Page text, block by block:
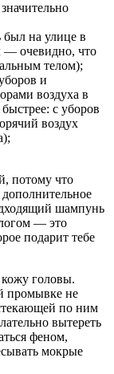
был на улице в
― очевидно, что
телом);
и
воздуха в
с уборов
воздух
потому что
шампунь
― это
подарит тебе
головы.
промывке не
по ним
вытереть
феном,
мокрые